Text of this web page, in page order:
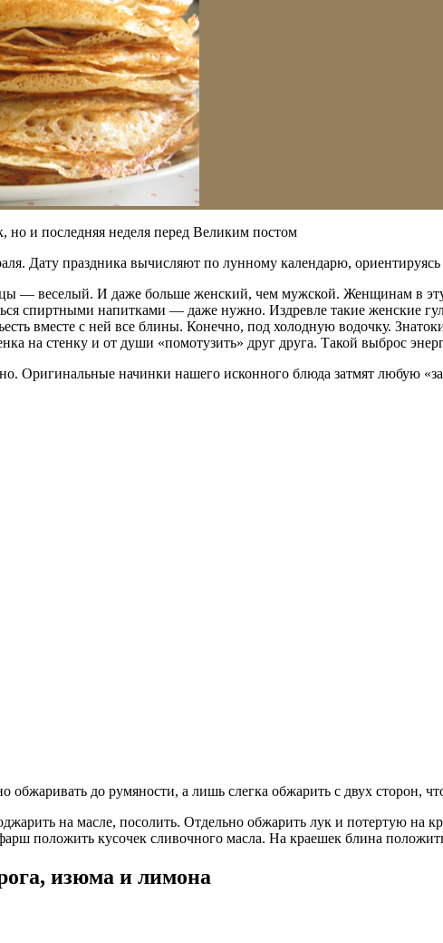
и последняя неделя перед Великим постом
Дату праздника вычисляют по лунному календарю,
— веселый. И даже больше женский, чем мужской. Женщинам в эту
спиртными напитками — даже нужно. Издревле такие женские
вместе с ней все блины. Конечно, под холодную водочку.
на стенку и от души «помотузить» друг друга. Такой выброс
Оригинальные начинки нашего исконного блюда затмят любую
до румяности, а лишь слегка обжарить с двух сторон,
на масле, посолить. Отдельно обжарить лук и потертую на
положить кусочек сливочного масла. На краешек блина
изюма и лимона